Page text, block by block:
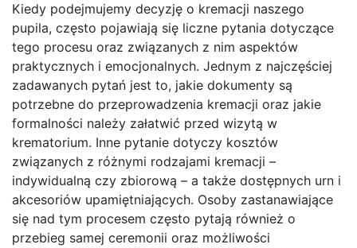
Kiedy podejmujemy decyzję o kremacji naszego
pupila, często pojawiają się liczne pytania dotyczące
tego procesu oraz związanych z nim aspektów
praktycznych i emocjonalnych. Jednym z najczęściej
zadawanych pytań jest to, jakie dokumenty są
potrzebne do przeprowadzenia kremacji oraz jakie
formalności należy załatwić przed wizytą w
krematorium. Inne pytanie dotyczy kosztów
związanych z różnymi rodzajami kremacji –
indywidualną czy zbiorową – a także dostępnych urn i
akcesoriów upamiętniających. Osoby zastanawiające
się nad tym procesem często pytają również o
przebieg samej ceremonii oraz możliwości